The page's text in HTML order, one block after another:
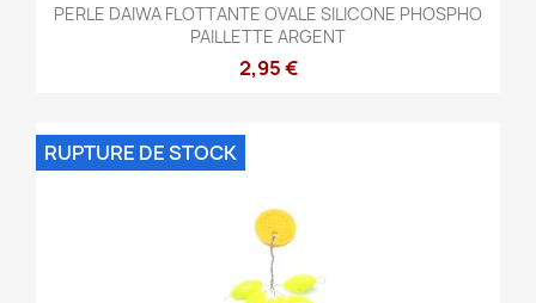
PERLE DAIWA FLOTTANTE OVALE SILICONE PHOSPHO
PAILLETTE ARGENT
2,95 €
RUPTURE DE STOCK